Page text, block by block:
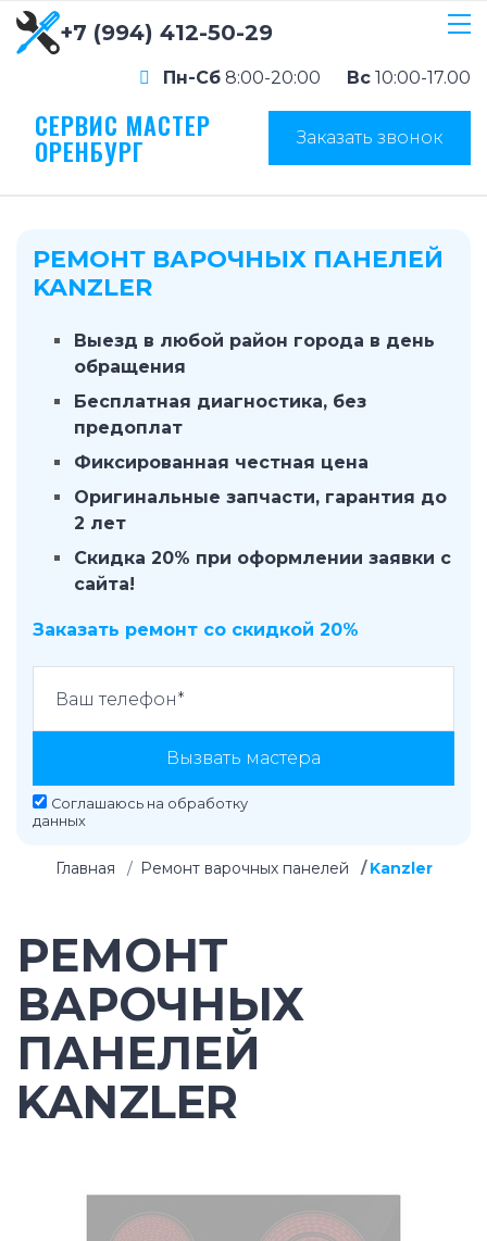
+7 (994) 412-50-29
Пн-Сб 8:00-20:00 Вс 10:00-17.00
СЕРВИС МАСТЕР
ОРЕНБУРГ Заказать звонок
РЕМОНТ ВАРОЧНЫХ ПАНЕЛЕЙ
KANZLER
Выезд в любой район города в день
обращения
Бесплатная диагностика, без
предоплат
Фиксированная честная цена
Оригинальные запчасти, гарантия до
2 лет
Скидка 20% при оформлении заявки с
сайта!
Заказать ремонт со скидкой 20%
Вызвать мастера
Соглашаюсь на обработку
данных
Главная Ремонт варочных панелей Kanzler
РЕМОНТ
ВАРОЧНЫХ
ПАНЕЛЕЙ
KANZLER